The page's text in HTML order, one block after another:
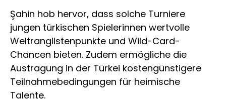
Şahin hob hervor, dass solche Turniere
jungen türkischen Spielerinnen wertvolle
Weltranglistenpunkte und Wild-Card-
Chancen bieten. Zudem ermögliche die
Austragung in der Türkei kostengünstigere
Teilnahmebedingungen für heimische
Talente.